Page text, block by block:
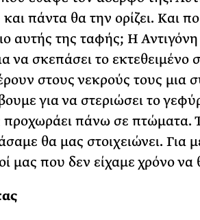
πάντα θα την ορίζει. Και
αυτής της ταφής; Η
να σκεπάσει το
στους νεκρούς τους μια
για να στεριώσει το
πάνω σε πτώματα.
θα μας στοιχειώνει. Για
μας που δεν είχαμε χρόνο